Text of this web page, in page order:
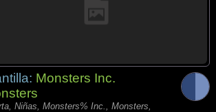
Monsters Inc.
Niñas, Monsters% Inc., Monsters,